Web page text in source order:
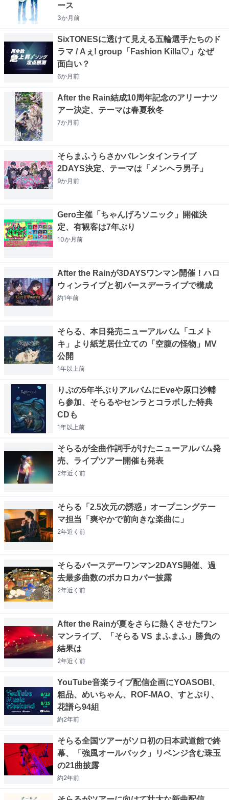
ース
3か月前
SixTONESに透けて見える五輪選手たちのド
ラマ / Aぇ! group「Fashion Killa♡」なぜ
面白い？
6か月前
After the Rain結成10周年記念のアリーナツ
アー決定、テーマは春夏秋冬
7か月前
そらまふうらさかバレンタインライブ
2DAYS決定、テーマは「メンヘラ男子」
9か月前
Gero主催「ちゃんげろソニック」開催決
定、有観客は7年ぶり
10か月前
After the Rainが3DAYSワンマン開催！ハロ
ウィンライブと初バースデーライブで構成
約1年前
そらる、本日発売ニューアルバム「ユメト
キ」より紙芝居仕立ての「空腹の怪物」MV
公開
1年以上前
りぶの5年半ぶりアルバムにEveや原口沙輔
ら参加、そらるやセンラとコラボした特典
CDも
1年以上前
そらるが全曲作詞手がけたニューアルバム発
売、ライブツアー開催も発表
2年近く 前
そらる「2.5次元の誘惑」オープニングテー
マ担当「爽やかで前向きな楽曲に」
2年近く 前
そらるバースデーワンマン2DAYS開催、過
去最多曲数のボカロカバー披露
2年近く 前
After the Rainが夏をさらに熱くさせたワン
マンライブ、「そらる VS まふまふ」勝負の
結果は
2年近く 前
YouTube音楽ライブ配信企画にYOASOBI、
粗品、めいちゃん、ROF-MAO、すとぷり、
花譜ら94組
約2年前
そらる全国ツアーがソロ初の日本武道館で終
幕、「強風オールバック」リベンジ含む珠玉
の21曲披露
約2年前